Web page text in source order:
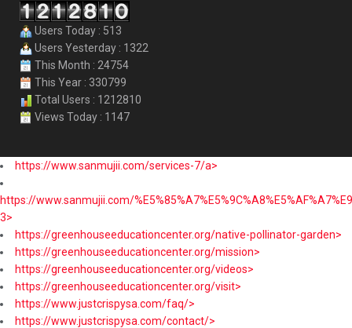
Users Today : 513
Users Yesterday : 1322
This Month : 24754
This Year : 330799
Total Users : 1212810
Views Today : 1147
https://www.sanmujii.com/services-7/a>
https://www.sanmujii.com/
3>
https://greenhouseeducationcenter.org/native-pollinator-garden>
https://greenhouseeducationcenter.org/mission>
https://greenhouseeducationcenter.org/videos>
https://greenhouseeducationcenter.org/visit>
https://www.justcrispysa.com/faq/>
https://www.justcrispysa.com/contact/>